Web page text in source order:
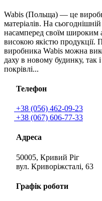
Wabis (Польща) — це
матеріалів. На
насамперед своїм широким
високою якістю продукції.
виробника Wabis можна
даху в новому будинку, так і
покрівлі...
Телефон
+38 (056) 462-09-23
+38 (067) 606-77-33
Адреса
50005, Кривий Ріг
вул. Криворіжсталі, 63
Графік роботи